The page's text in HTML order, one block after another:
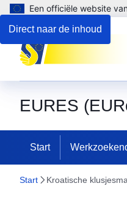
Direct naar de inhoud
Een officiële website
EURES
Start
Start Kroatische